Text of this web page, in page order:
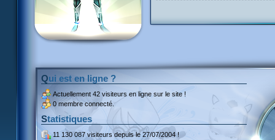
Qui est en ligne ?
Actuellement 42 visiteurs en ligne sur le site !
0 membre connecté.
Statistiques
11 130 087 visiteursdepuis le 27/07/2004 !